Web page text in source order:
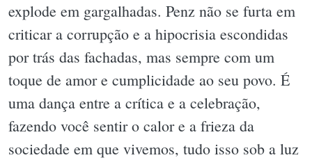
explode em gargalhadas. Penz não se furta em
criticar a corrupção e a hipocrisia escondidas
por trás das fachadas, mas sempre com um
toque de amor e cumplicidade ao seu povo. É
uma dança entre a crítica e a celebração,
fazendo você sentir o calor e a frieza da
sociedade em que vivemos, tudo isso sob a luz